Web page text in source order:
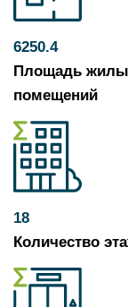
6250.4
Площадь
помещений
18
Количество